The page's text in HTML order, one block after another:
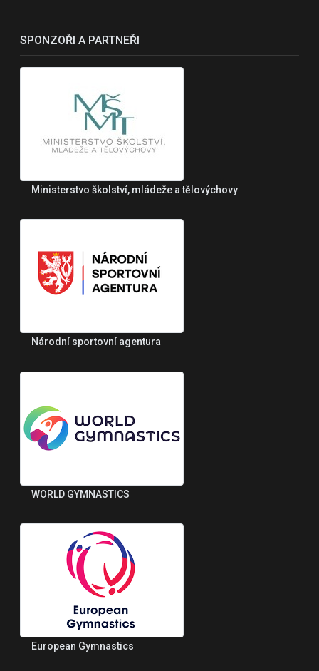
SPONZOŘI A PARTNEŘI
Ministerstvo školství, mládeže a tělovýchovy
Národní sportovní agentura
WORLD GYMNASTICS
European Gymnastics